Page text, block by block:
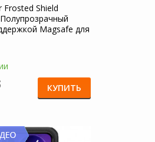
Frosted Shield
Magsafe для
КУПИТЬ